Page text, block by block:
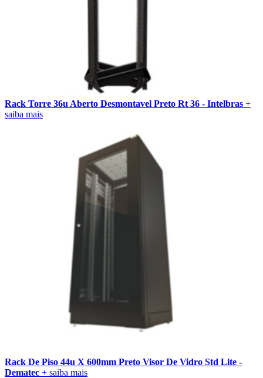
Rack Torre 36u Aberto Desmontavel Preto Rt 36 - Intelbras +
saiba mais
Rack De Piso 44u X 600mm Preto Visor De Vidro Std Lite -
Dematec + saiba mais